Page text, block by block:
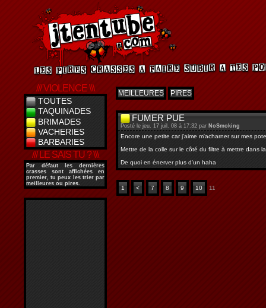
/// VIOLENCE \\\
TOUTES
TAQUINADES
BRIMADES
VACHERIES
BARBARIES
/// LE SAIS TU ? \\\
Par défaut les dernières
crasses sont affichées en
premier, tu peux les trier par
meilleures ou pires.
MEILLEURES PIRES
FUMER PUE
Posté le jeu. 17 juil. 08 à 17:32 par NoSmoking
Encore une petite car j'aime m'acharner sur mes
Mettre de la colle sur le côté du filtre à mettre dans
De quoi en énerver plus d'un haha
1 < 7 8 9 10 11